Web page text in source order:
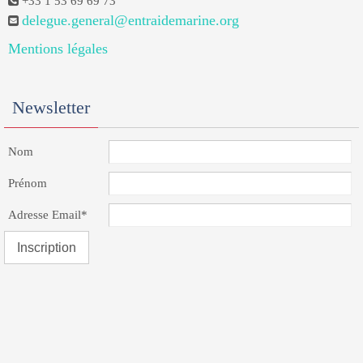
delegue.general@entraidemarine.org
Mentions légales
Newsletter
Nom
Prénom
Adresse Email*